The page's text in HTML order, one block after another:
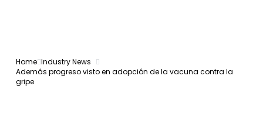
Home Industry News
Además progreso visto en adopción de la vacuna contra la
gripe